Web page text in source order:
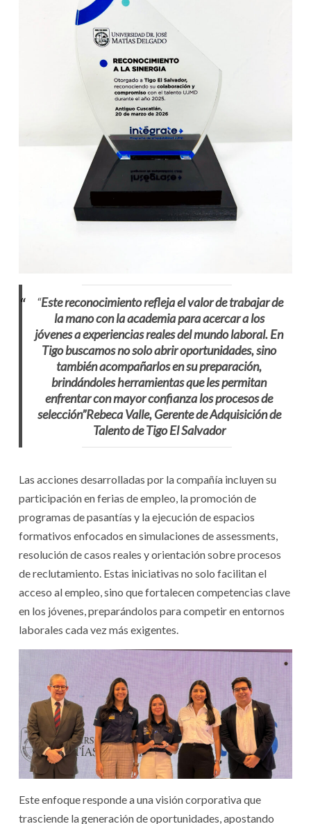
“Este reconocimiento refleja el valor de trabajar de
la mano con la academia para acercar a los
jóvenes a experiencias reales del mundo laboral. En
Tigo buscamos no solo abrir oportunidades, sino
también acompañarlos en su preparación,
brindándoles herramientas que les permitan
enfrentar con mayor confianza los procesos de
selección”Rebeca Valle, Gerente de Adquisición de
Talento de Tigo El Salvador
Las acciones desarrolladas por la compañía incluyen su
participación en ferias de empleo, la promoción de
programas de pasantías y la ejecución de espacios
formativos enfocados en simulaciones de assessments,
resolución de casos reales y orientación sobre procesos
de reclutamiento. Estas iniciativas no solo facilitan el
acceso al empleo, sino que fortalecen competencias clave
en los jóvenes, preparándolos para competir en entornos
laborales cada vez más exigentes.
Este enfoque responde a una visión corporativa que
trasciende la generación de oportunidades, apostando